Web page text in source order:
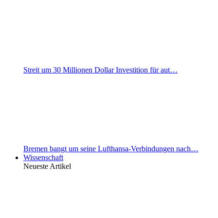
Streit um 30 Millionen Dollar Investition für aut…
Bremen bangt um seine Lufthansa-Verbindungen nach…
Wissenschaft
Neueste Artikel